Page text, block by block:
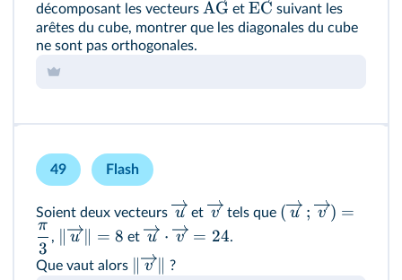
décomposant les vecteurs AG et EC suivant les
arêtes du cube, montrer que les diagonales du cube
ne sont pas orthogonales.
49 Flash
Soient deux vecteurs u et v tels que ( u ; v ) =
3
π
, u∥ = 8 et u ⋅ v = 24.
Que vaut alors
v ?